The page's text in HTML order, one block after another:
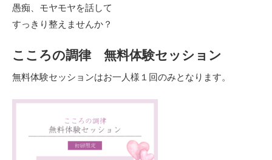
愚痴、モヤモヤを話して
すっきり整えませんか？
こころの調律 無料体験セッション
無料体験セッションはお一人様１回のみとなります。